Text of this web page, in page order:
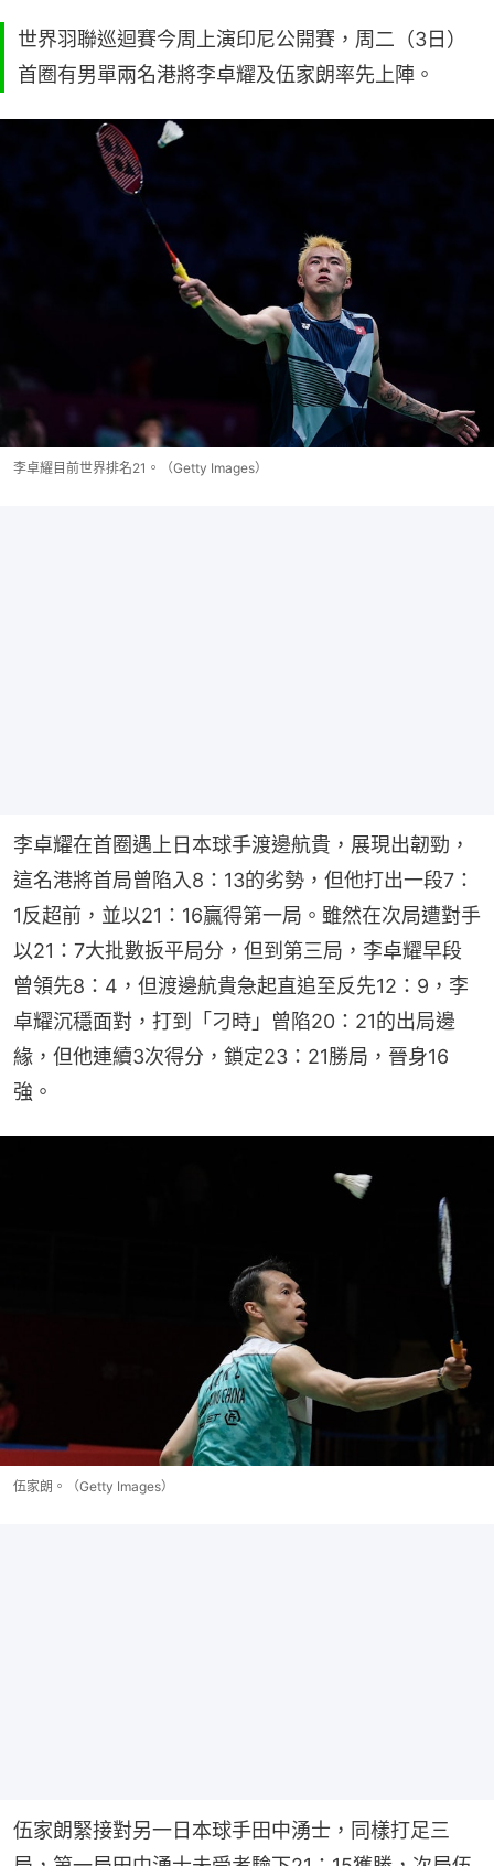
世界羽聯巡迴賽今周上演印尼公開賽，周二（3日）
首圈有男單兩名港將李卓耀及伍家朗率先上陣。
李卓耀目前世界排名21。（Getty Images）
李卓耀在首圈遇上日本球手渡邊航貴，展現出韌勁，
這名港將首局曾陷入8：13的劣勢，但他打出一段7：
1反超前，並以21：16贏得第一局。雖然在次局遭對手
以21：7大批數扳平局分，但到第三局，李卓耀早段
曾領先8：4，但渡邊航貴急起直追至反先12：9，李
卓耀沉穩面對，打到「刁時」曾陷20：21的出局邊
緣，但他連續3次得分，鎖定23：21勝局，晉身16
強。
伍家朗。（Getty Images）
伍家朗緊接對另一日本球手田中湧士，同樣打足三